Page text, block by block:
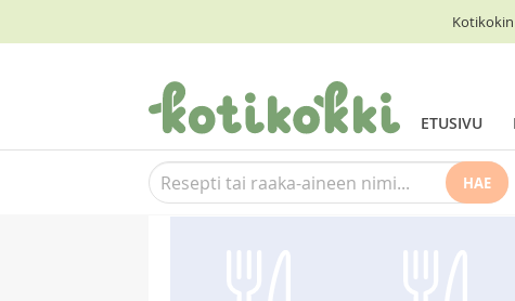
ETUSIVU
HAE
Suosittelemme myös